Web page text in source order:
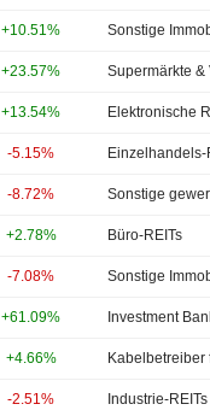
+10.51%
+23.57% Supermärkte &
+13.54% Elektronische
-5.15% Einzelhandels-
-8.72% Sonstige
+2.78% Büro-REITs
-7.08%
+61.09%
+4.66% Kabelbetreiber
-2.51% Industrie-REITs